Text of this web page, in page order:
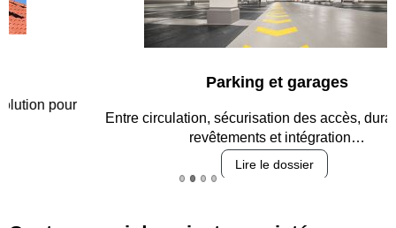
Parking et garages
Entre circulation, sécurisation des accès, durabilité des
revêtements et intégration…